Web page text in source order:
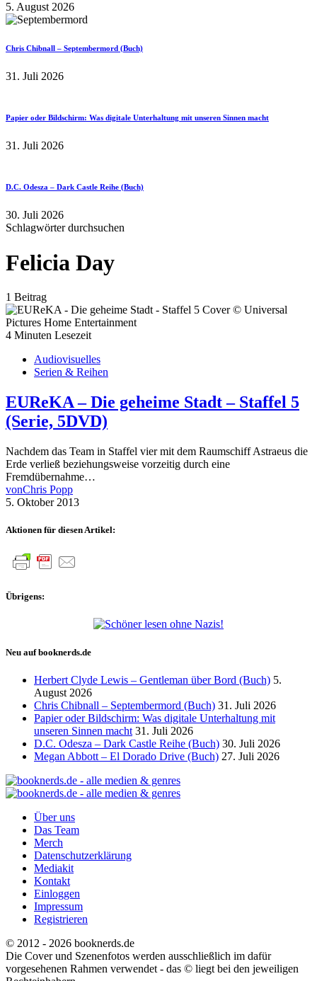
5. August 2026
Chris Chibnall – Septembermord (Buch)
31. Juli 2026
Papier oder Bildschirm: Was digitale Unterhaltung mit unseren Sinnen macht
31. Juli 2026
D.C. Odesza – Dark Castle Reihe (Buch)
30. Juli 2026
Schlagwörter durchsuchen
Felicia Day
1 Beitrag
4 Minuten Lesezeit
Audiovisuelles
Serien & Reihen
EUReKA – Die geheime Stadt – Staffel 5
(Serie, 5DVD)
Nachdem das Team in Staffel vier mit dem Raumschiff Astraeus die
Erde verließ beziehungsweise vorzeitig durch eine
Fremdübernahme…
vonChris Popp
5. Oktober 2013
Aktionen für diesen Artikel:
Übrigens:
Neu auf booknerds.de
Herbert Clyde Lewis – Gentleman über Bord (Buch) 5.
August 2026
Chris Chibnall – Septembermord (Buch) 31. Juli 2026
Papier oder Bildschirm: Was digitale Unterhaltung mit
unseren Sinnen macht 31. Juli 2026
D.C. Odesza – Dark Castle Reihe (Buch) 30. Juli 2026
Megan Abbott – El Dorado Drive (Buch) 27. Juli 2026
Über uns
Das Team
Merch
Datenschutzerklärung
Mediakit
Kontakt
Einloggen
Impressum
Registrieren
© 2012 - 2026 booknerds.de
Die Cover und Szenenfotos werden ausschließlich im dafür
vorgesehenen Rahmen verwendet - das © liegt bei den jeweiligen